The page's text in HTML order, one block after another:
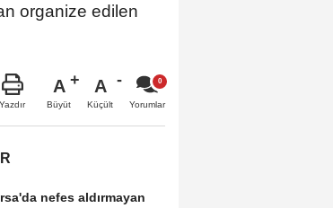
organize edilen
Yazdır
A
Büyüt
A
Küçült Yorumlar
nefes aldırmayan